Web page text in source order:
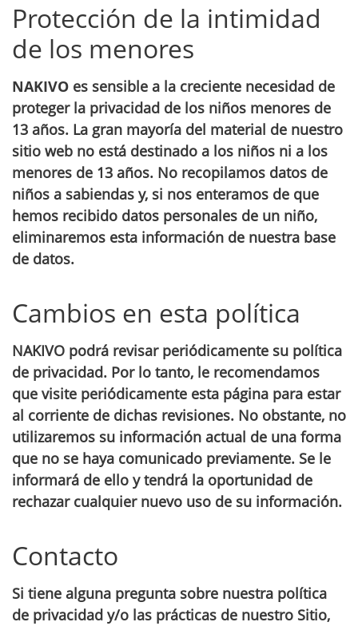
Protección de la intimidad
de los menores
NAKIVO es sensible a la creciente necesidad de
proteger la privacidad de los niños menores de
13 años. La gran mayoría del material de nuestro
sitio web no está destinado a los niños ni a los
menores de 13 años. No recopilamos datos de
niños a sabiendas y, si nos enteramos de que
hemos recibido datos personales de un niño,
eliminaremos esta información de nuestra base
de datos.
Cambios en esta política
NAKIVO podrá revisar periódicamente su política
de privacidad. Por lo tanto, le recomendamos
que visite periódicamente esta página para estar
al corriente de dichas revisiones. No obstante, no
utilizaremos su información actual de una forma
que no se haya comunicado previamente. Se le
informará de ello y tendrá la oportunidad de
rechazar cualquier nuevo uso de su información.
Contacto
Si tiene alguna pregunta sobre nuestra política
de privacidad y/o las prácticas de nuestro Sitio,